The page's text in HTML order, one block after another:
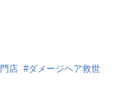
店 #ダメージヘア救世